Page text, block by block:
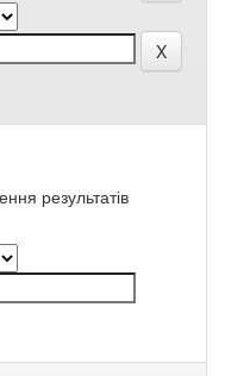
результатів